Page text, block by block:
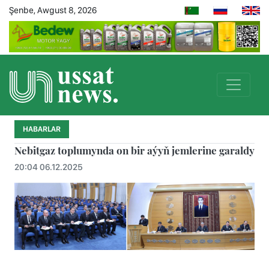
Şenbe, Awgust 8, 2026
HABARLAR
Nebitgaz toplumynda on bir aýyň jemlerine garaldy
20:04 06.12.2025